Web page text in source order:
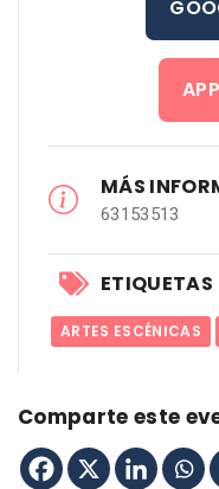
MÁS
63153513
ETIQUETAS
ARTES ESCÉNICAS
Comparte este